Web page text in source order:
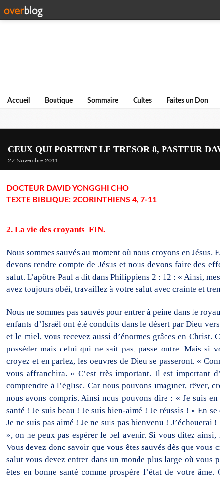
Accueil Boutique Sommaire Cultes Faites un Don
CEUX QUI PORTENT LE TRESOR 8, PASTEUR
27 Novembre 2011
DOCTEUR DAVID YONGGHI CHO
TEXTE BIBLIQUE: 2CORINTHIENS 4, 7-11
2. La vie des croyants FIN.
Nous sommes sauvés au moment où nous croyons en Jésus.
devons rendre compte de Jésus et nous devons faire des
salut. L’apôtre Paul a dit dans Philippiens 2 : 12 : « Ainsi,
avez toujours obéi, travaillez à votre salut avec crainte et
Nous ne sommes pas sauvés pour entrer à peine dans le
enfants d’Israël ont été conduits dans le désert par Dieu
et le miel, vous recevez aussi d’énormes grâces en Christ.
posséder mais celui qui ne sait pas, passe outre. Mais si
croyez et en parlez, les oeuvres de Dieu se passeront. «
vous affranchira. » C’est très important. Il est important
comprendre à l’église. Car nous pouvons imaginer, rêver,
nous avons compris. Ainsi nous pouvons dire : « Je suis
santé ! Je suis beau ! Je suis bien-aimé ! Je réussis ! » En
Je ne suis pas aimé ! Je ne suis pas bienvenu ! J’échouerai
», on ne peux pas espérer le bel avenir. Si vous ditez
Vous devez donc savoir que vous êtes sauvés dès que vous
salut vous devez entrer dans un monde plus large où vous
êtes en bonne santé comme prospère l’état de votre âme.